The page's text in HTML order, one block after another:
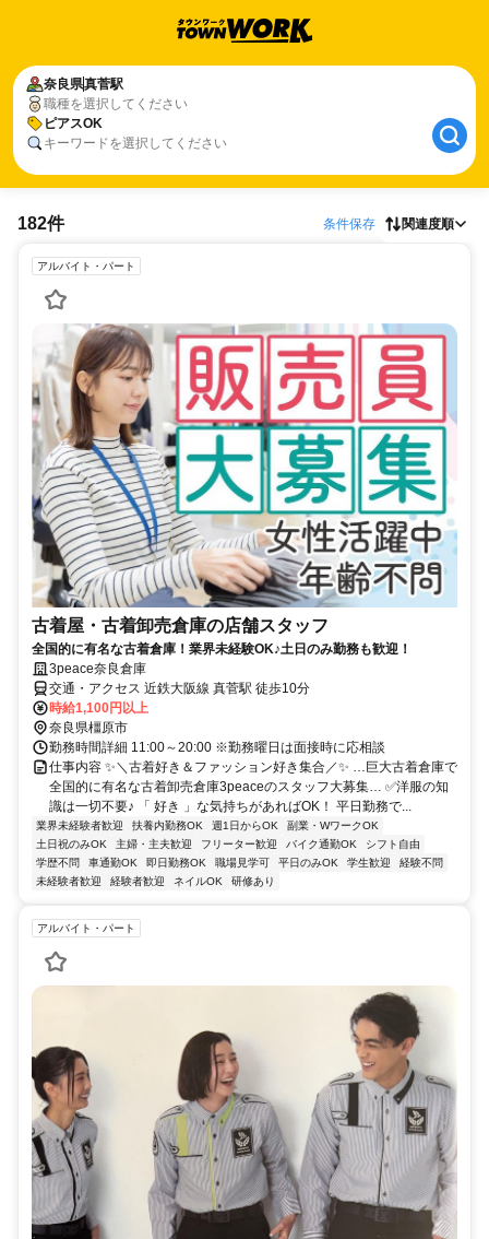
奈良県真菅駅
職種を選択してください
ピアスOK
キーワードを選択してください
182件 条件保存 関連度順
アルバイト・パート
古着屋・古着卸売倉庫の店舗スタッフ
全国的に有名な古着倉庫！業界未経験OK♪土日のみ勤務も歓迎！
3peace奈良倉庫
交通・アクセス 近鉄大阪線 真菅駅 徒歩10分
時給1,100円以上
奈良県橿原市
勤務時間詳細 11:00～20:00 ※勤務曜日は面接時に応相談
仕事内容 ✨＼古着好き＆ファッション好き集合／✨ …巨大古着倉庫で
全国的に有名な古着卸売倉庫3peaceのスタッフ大募集… ✅洋服の知
識は一切不要♪ 「 好き 」な気持ちがあればOK！ 平日勤務で...
業界未経験者歓迎 扶養内勤務OK 週1日からOK
副業・WワークOK
土日祝のみOK
主婦・主夫歓迎 フリーター歓迎 バイク通勤OK
シフト自由
学歴不問
車通勤OK 即日勤務OK 職場見学可 平日のみOK 学生歓迎
経験不問
未経験者歓迎
経験者歓迎 ネイルOK 研修あり
アルバイト・パート